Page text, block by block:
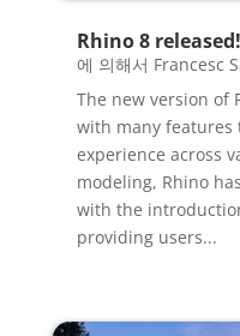
Rhino 8 released!
에 의해서 Francesc
The new version of
with many features
experience across
modeling, Rhino
with the
providing users...